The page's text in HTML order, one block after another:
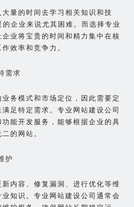
量的时间去学习相关知识和技
企业来说尤其困难。而选择专业
业将宝贵的时间和精力集中在核
效率和竞争力。
需求
务模式和市场定位，因此需要定
足特定需求。专业网站建设公司
能开发服务，能够根据企业的具
的网站。
护
内容、修复漏洞、进行优化等维
知识。专业网站建设公司通常会